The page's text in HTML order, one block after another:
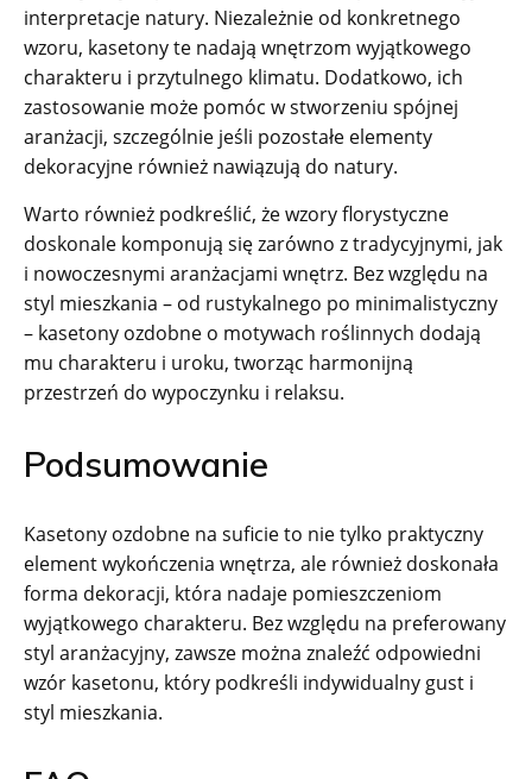
interpretacje natury. Niezależnie od konkretnego
wzoru, kasetony te nadają wnętrzom wyjątkowego
charakteru i przytulnego klimatu. Dodatkowo, ich
zastosowanie może pomóc w stworzeniu spójnej
aranżacji, szczególnie jeśli pozostałe elementy
dekoracyjne również nawiązują do natury.
Warto również podkreślić, że wzory florystyczne
doskonale komponują się zarówno z tradycyjnymi, jak
i nowoczesnymi aranżacjami wnętrz. Bez względu na
styl mieszkania – od rustykalnego po minimalistyczny
– kasetony ozdobne o motywach roślinnych dodają
mu charakteru i uroku, tworząc harmonijną
przestrzeń do wypoczynku i relaksu.
Podsumowanie
Kasetony ozdobne na suficie to nie tylko praktyczny
element wykończenia wnętrza, ale również doskonała
forma dekoracji, która nadaje pomieszczeniom
wyjątkowego charakteru. Bez względu na preferowany
styl aranżacyjny, zawsze można znaleźć odpowiedni
wzór kasetonu, który podkreśli indywidualny gust i
styl mieszkania.